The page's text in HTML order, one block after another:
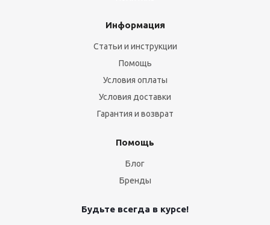
Информация
Статьи и инструкции
Помощь
Условия оплаты
Условия доставки
Гарантия и возврат
Помощь
Блог
Бренды
Будьте всегда в курсе!